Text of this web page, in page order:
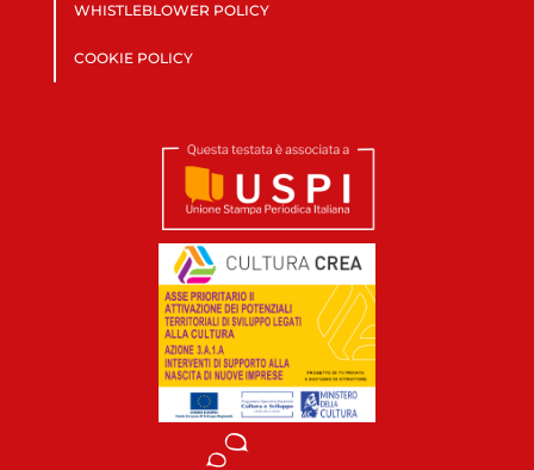
WHISTLEBLOWER POLICY
COOKIE POLICY